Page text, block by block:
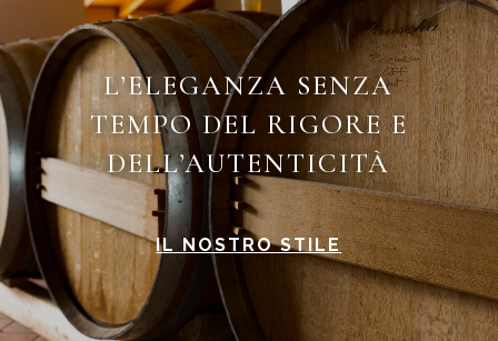
L’ELEGANZA SENZA
TEMPO DEL RIGORE E
DELL’AUTENTICITÀ
IL NOSTRO STILE